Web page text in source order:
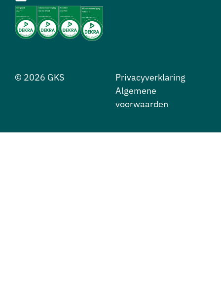
© 2026 GKS
Privacyverklaring
Algemene
voorwaarden